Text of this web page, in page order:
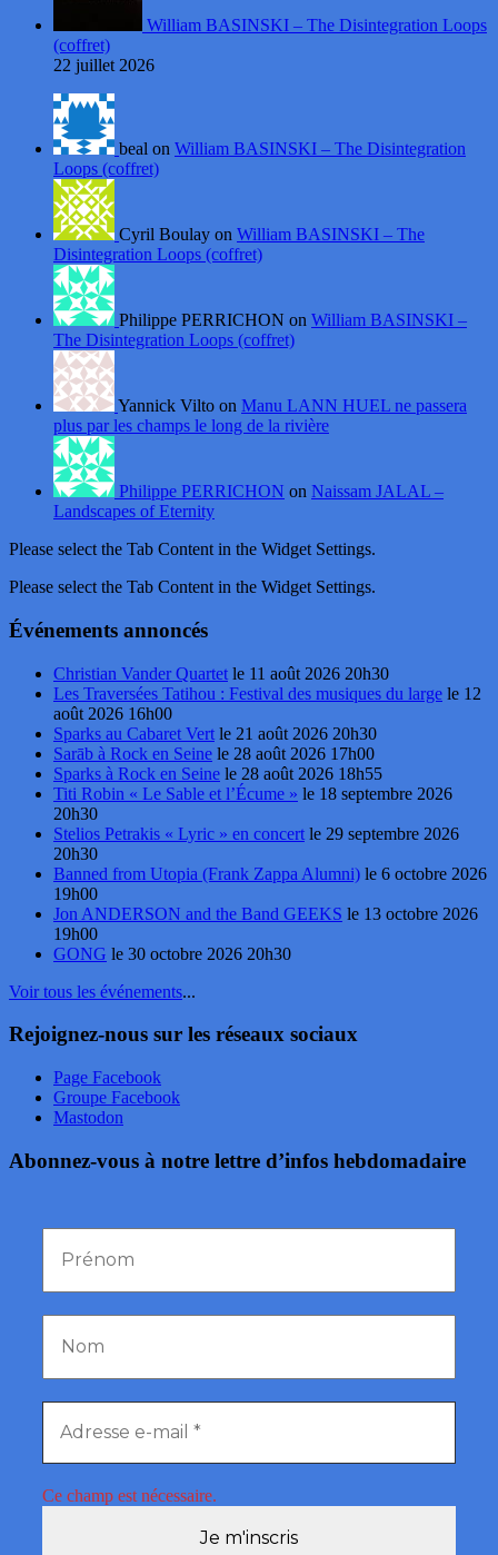
William BASINSKI – The Disintegration Loops
(coffret)
22 juillet 2026
beal on William BASINSKI – The Disintegration
Loops (coffret)
Cyril Boulay on William BASINSKI – The
Disintegration Loops (coffret)
Philippe PERRICHON on William BASINSKI –
The Disintegration Loops (coffret)
Yannick Vilto on Manu LANN HUEL ne passera
plus par les champs le long de la rivière
Philippe PERRICHON on Naissam JALAL –
Landscapes of Eternity
Please select the Tab Content in the Widget Settings.
Please select the Tab Content in the Widget Settings.
Événements annoncés
Christian Vander Quartet le 11 août 2026 20h30
Les Traversées Tatihou : Festival des musiques du large le 12
août 2026 16h00
Sparks au Cabaret Vert le 21 août 2026 20h30
Sarāb à Rock en Seine le 28 août 2026 17h00
Sparks à Rock en Seine le 28 août 2026 18h55
Titi Robin « Le Sable et l’Écume » le 18 septembre 2026
20h30
Stelios Petrakis « Lyric » en concert le 29 septembre 2026
20h30
Banned from Utopia (Frank Zappa Alumni) le 6 octobre 2026
19h00
Jon ANDERSON and the Band GEEKS le 13 octobre 2026
19h00
GONG le 30 octobre 2026 20h30
Voir tous les événements...
Rejoignez-nous sur les réseaux sociaux
Page Facebook
Groupe Facebook
Mastodon
Abonnez-vous à notre lettre d’infos hebdomadaire
Ce champ est nécessaire.